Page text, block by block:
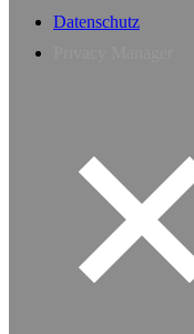
Datenschutz